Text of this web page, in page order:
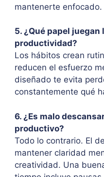
mantenerte enfocado.
5. ¿Qué papel juegan
productividad?
Los hábitos crean
reducen el esfuerzo
diseñado te evita
constantemente qué
6. ¿Es malo
productivo?
Todo lo contrario. El
mantener claridad
creatividad. Una